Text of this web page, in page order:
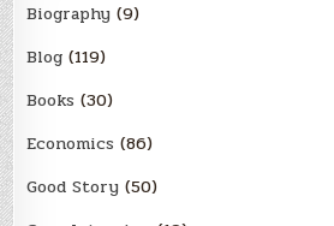
Biography (9)
Blog (119)
Books (30)
Economics (86)
Good Story (50)